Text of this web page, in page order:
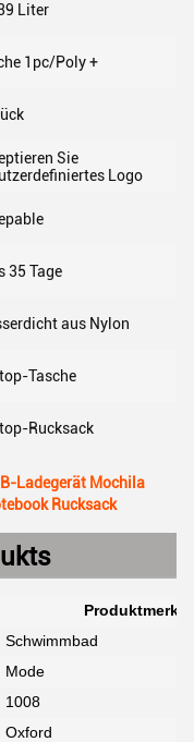
Liter
1pc/Poly +
Sie
Logo
35 Tage
aus Nylon
Tasche
Rucksack
Ladegerät Mochila
Rucksack
Schwimmbad
Mode
1008
Oxford